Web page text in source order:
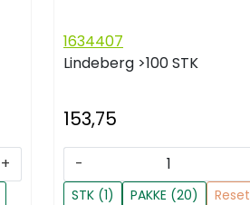
+
1634407
Lindeberg >100 STK
153,75
-
STK (1) PAKKE (20) Reset